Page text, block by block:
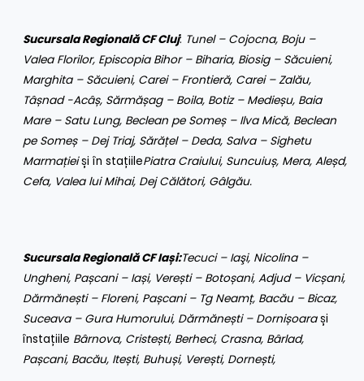
Sucursala Regională CF Cluj: Tunel – Cojocna, Boju –
Valea Florilor, Episcopia Bihor – Biharia, Biosig – Săcuieni,
Marghita – Săcuieni, Carei – Frontieră, Carei – Zalău,
Tâșnad -Acâș, Sărmășag – Boila, Botiz – Medieșu, Baia
Mare – Satu Lung, Beclean pe Someș – Ilva Mică, Beclean
pe Someș – Dej Triaj, Sărățel – Deda, Salva – Sighetu
Marmațieiși în stațiilePiatra Craiului, Suncuiuș, Mera, Aleșd,
Cefa, Valea lui Mihai, Dej Călători, Gâlgău.
Sucursala Regională CF Iași:Tecuci – Iaşi, Nicolina –
Ungheni, Pașcani – Iași, Verești – Botoșani, Adjud – Vicșani,
Dărmănești – Floreni, Pașcani – Tg Neamț, Bacău – Bicaz,
Suceava – Gura Humorului, Dărmănești – Dornișoarași
înstațiile Bârnova, Cristești, Berheci, Crasna, Bârlad,
Pașcani, Bacău, Itești, Buhuși, Verești, Dornești,